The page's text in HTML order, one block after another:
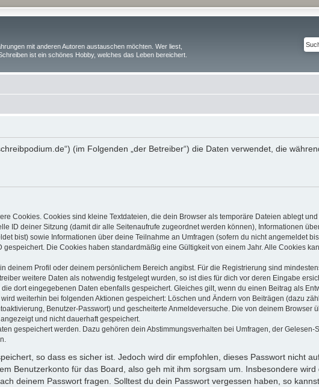
mit anderen Autoren austauschen möchten. Wer liest,
ist ein schönes Hobby, welches das Leben bereichert.
(im Folgenden „der Betreiber“) die Daten verwendet, die
Cookies. Cookies sind kleine Textdateien, die dein Browser als temporäre Dateien ablegt
ID deiner Sitzung (damit dir alle Seitenaufrufe zugeordnet werden können), Informationen
bist) sowie Informationen über deine Teilnahme an Umfragen (sofern du nicht angemeldet
Die Cookies haben standardmäßig eine Gültigkeit von einem Jahr. Alle Cookies
deinem Profil oder deinem persönlichem Bereich angibst. Für die Registrierung sind
weitere Daten als notwendig festgelegt wurden, so ist dies für dich vor deren Eingabe
dort eingegebenen Daten ebenfalls gespeichert. Gleiches gilt, wenn du einen Beitrag als
weiterhin bei folgenden Aktionen gespeichert: Löschen und Ändern von Beiträgen (dazu
Benutzer-Passwort) und gescheiterte Anmeldeversuche. Die von deinem Browser
und nicht dauerhaft gespeichert.
gespeichert werden. Dazu gehören dein Abstimmungsverhalten bei Umfragen, der Gelesen-
so dass es sicher ist. Jedoch wird dir empfohlen, dieses Passwort nicht
Benutzerkonto für das Board, also geh mit ihm sorgsam um. Insbesondere
deinem Passwort fragen. Solltest du dein Passwort vergessen haben, so